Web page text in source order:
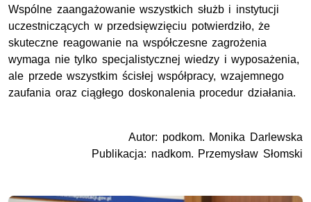
Wspólne zaangażowanie wszystkich służb i instytucji
uczestniczących w przedsięwzięciu potwierdziło, że
skuteczne reagowanie na współczesne zagrożenia
wymaga nie tylko specjalistycznej wiedzy i wyposażenia,
ale przede wszystkim ścisłej współpracy, wzajemnego
zaufania oraz ciągłego doskonalenia procedur działania.
Autor: podkom. Monika Darlewska
Publikacja: nadkom. Przemysław Słomski